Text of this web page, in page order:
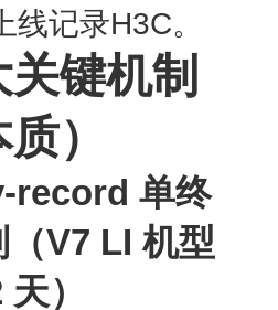
线记录H3C。
键机制
）
record 单终
V7 LI 机型
）